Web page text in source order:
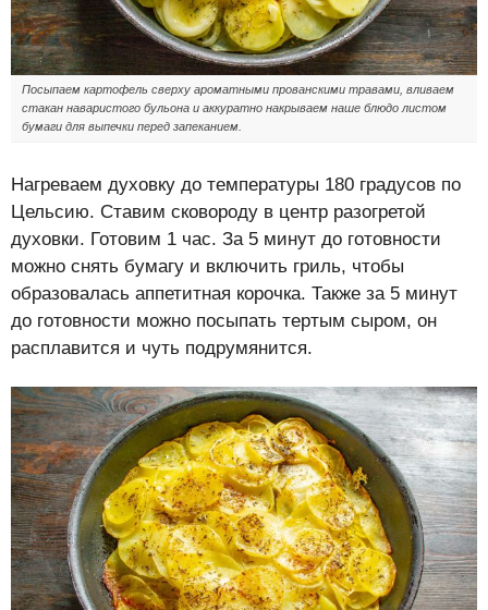
Посыпаем картофель сверху ароматными прованскими травами, вливаем
стакан наваристого бульона и аккуратно накрываем наше блюдо листом
бумаги для выпечки перед запеканием.
Нагреваем духовку до температуры 180 градусов по
Цельсию. Ставим сковороду в центр разогретой
духовки. Готовим 1 час. За 5 минут до готовности
можно снять бумагу и включить гриль, чтобы
образовалась аппетитная корочка. Также за 5 минут
до готовности можно посыпать тертым сыром, он
расплавится и чуть подрумянится.